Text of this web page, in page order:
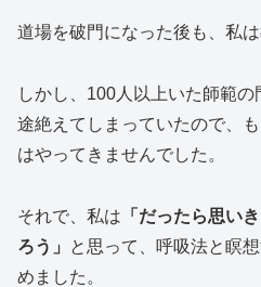
道場を破門になった後も、私
しかし、100人以上いた師範
途絶えてしまっていたので、
はやってきませんでした。
それで、私は 「だったら思い
ろう」
と思って、呼吸法と瞑
めました。